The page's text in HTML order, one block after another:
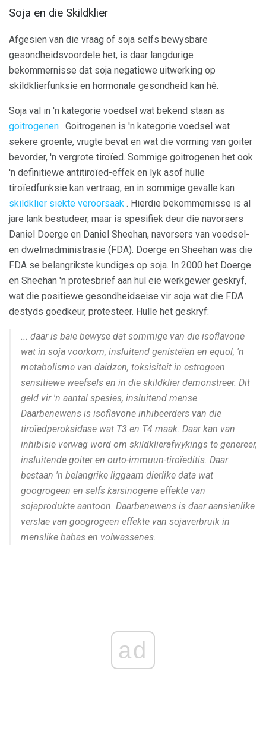
Soja en die Skildklier
Afgesien van die vraag of soja selfs bewysbare
gesondheidsvoordele het, is daar langdurige
bekommernisse dat soja negatiewe uitwerking op
skildklierfunksie en hormonale gesondheid kan hê.
Soja val in 'n kategorie voedsel wat bekend staan ​​as
goitrogenen . Goitrogenen is 'n kategorie voedsel wat
sekere groente, vrugte bevat en wat die vorming van goiter
bevorder, 'n vergrote tiroïed. Sommige goitrogenen het ook
'n definitiewe antitiroïed-effek en lyk asof hulle
tiroïedfunksie kan vertraag, en in sommige gevalle kan
skildklier siekte veroorsaak . Hierdie bekommernisse is al
jare lank bestudeer, maar is spesifiek deur die navorsers
Daniel Doerge en Daniel Sheehan, navorsers van voedsel-
en dwelmadministrasie (FDA). Doerge en Sheehan was die
FDA se belangrikste kundiges op soja. In 2000 het Doerge
en Sheehan 'n protesbrief aan hul eie werkgewer geskryf,
wat die positiewe gesondheidseise vir soja wat die FDA
destyds goedkeur, protesteer. Hulle het geskryf:
... daar is baie bewyse dat sommige van die isoflavone
wat in soja voorkom, insluitend genisteïen en equol, 'n
metabolisme van daidzen, toksisiteit in estrogeen
sensitiewe weefsels en in die skildklier demonstreer. Dit
geld vir 'n aantal spesies, insluitend mense.
Daarbenewens is isoflavone inhibeerders van die
tiroïedperoksidase wat T3 en T4 maak. Daar kan van
inhibisie verwag word om skildklierafwykings te genereer,
insluitende goiter en outo-immuun-tiroïeditis. Daar
bestaan ​​'n belangrike liggaam dierlike data wat
googrogeen en selfs karsinogene effekte van
sojaprodukte aantoon. Daarbenewens is daar aansienlike
verslae van googrogeen effekte van sojaverbruik in
menslike babas en volwassenes.
ad